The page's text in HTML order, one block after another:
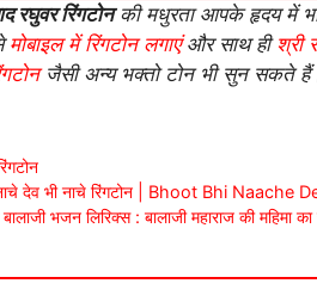
रघुवर रिंगटोनकी मधुरता आपके हृदय में
मोबाइल में रिंगटोन लगाएंऔर साथ ही श्री
जैसी अन्य भक्तो टोन भी सुन सकते
देव भी नाचे रिंगटोन | Bhoot Bhi Naache
भजन लिरिक्स : बालाजी महाराज की महिमा